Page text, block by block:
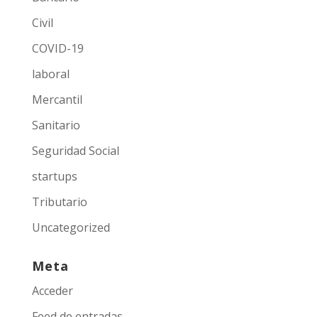
Civil
COVID-19
laboral
Mercantil
Sanitario
Seguridad Social
startups
Tributario
Uncategorized
Meta
Acceder